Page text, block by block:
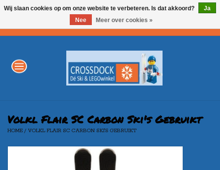
WINTERSPORT
LEGO
AKTIE
Volkl Flair SC Carbon Ski's Gebruikt
HOME / VOLKL FLAIR SC CARBON SKI'S GEBRUIKT
Wij slaan cookies op om onze website te verbeteren. Is dat akkoord?
Ja
Nee
Meer over cookies »